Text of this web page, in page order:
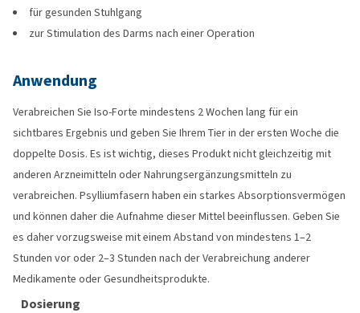
für gesunden Stuhlgang
zur Stimulation des Darms nach einer Operation
Anwendung
Verabreichen Sie Iso-Forte mindestens 2 Wochen lang für ein
sichtbares Ergebnis und geben Sie Ihrem Tier in der ersten Woche die
doppelte Dosis. Es ist wichtig, dieses Produkt nicht gleichzeitig mit
anderen Arzneimitteln oder Nahrungsergänzungsmitteln zu
verabreichen. Psylliumfasern haben ein starkes Absorptionsvermögen
und können daher die Aufnahme dieser Mittel beeinflussen. Geben Sie
es daher vorzugsweise mit einem Abstand von mindestens 1–2
Stunden vor oder 2–3 Stunden nach der Verabreichung anderer
Medikamente oder Gesundheitsprodukte.
Dosierung